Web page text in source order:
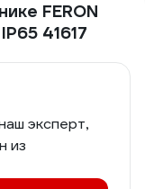
FERON
41617
эксперт,
из